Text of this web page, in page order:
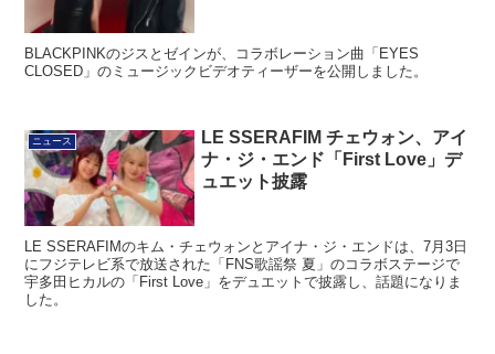
BLACKPINKのジスとゼインが、コラボレーション曲「EYES
CLOSED」のミュージックビデオティーザーを公開しました。
ニュース
LE SSERAFIM チェウォン、アイ
ナ・ジ・エンド「First Love」デ
ュエット披露
LE SSERAFIMのキム・チェウォンとアイナ・ジ・エンドは、7月3日
にフジテレビ系で放送された「FNS歌謡祭 夏」のコラボステージで
宇多田ヒカルの「First Love」をデュエットで披露し、話題になりま
した。